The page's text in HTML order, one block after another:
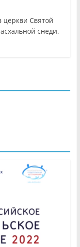
церкви Святой
снеди.